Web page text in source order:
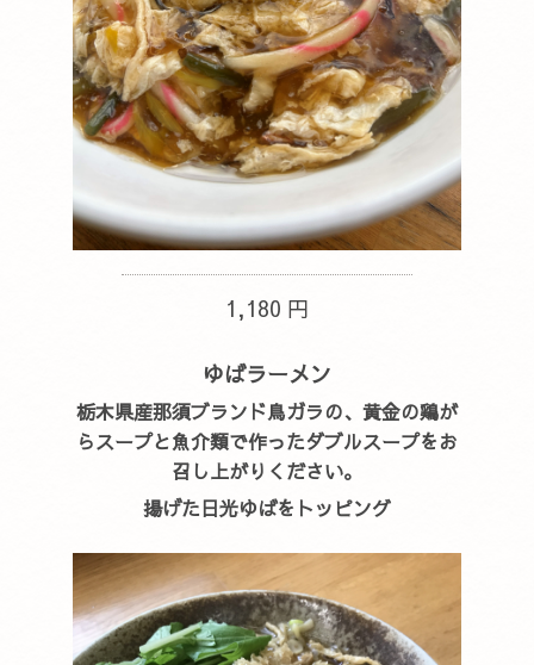
1,180 円
ゆばラーメン
栃木県産那須ブランド鳥ガラの、黄金の鶏が
らスープと魚介類で作ったダブルスープをお
召し上がりください。
揚げた日光ゆばをトッピング